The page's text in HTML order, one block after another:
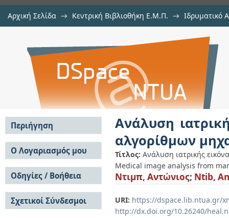
Αρχική Σελίδα → Κεντρική Βιβλιοθήκη Ε.Μ.Π. → Ιδρυματικό
Ανάλυση ιατρικής εικόνας
μηχανικής μάθησης
Ανάλυση
αλγορίθμων
Τίτλος: Ανάλυση ιατρικής
Medical image analysis from
Ντιμπ, Αντώνιος; Ntib,
URI: https://dspace.lib.ntua.gr/
http://dx.doi.org/10.26240/
Περιήγηση
Σε όλο το DSpace
Κοινότητες & Συλλογές
Ανά Ημερομηνία
Έκδοσης
Συγγραφείς
Τίτλοι
Θέματα
Ο Λογαριασμός μου
Σύνδεση
Εγγραφή
Οδηγίες / Βοήθεια
Οδηγίες Υποβολής
Οδηγίες Χρήσης ΙΑ
Συχνές Ερωτήσεις
Σχετικοί Σύνδεσμοι